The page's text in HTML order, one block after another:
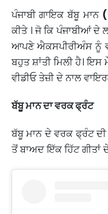
ਪੰਜਾਬੀ ਗਾਇਕ ਬੱਬੂ ਮਾਨ
ਕੀਤੇ । ਜੋ ਕਿ ਪੰਜਾਬੀਆਂ
ਆਪਣੇ ਐਕਸਪੀਰੀਅੰਸ ਨੂੰ
ਬਹੁਤ ਸ਼ਾਂਤੀ ਮਿਲੀ ਹੈ। ਇਸ
ਵੀਡੀਓ ਤੇਜ਼ੀ ਦੇ ਨਾਲ
ਬੱਬੂ ਮਾਨ ਦਾ ਵਰਕ ਫ੍ਰੰਟ
ਬੱਬੂ ਮਾਨ ਦੇ ਵਰਕ ਫ੍ਰੰਟ
ਤੋਂ ਬਾਅਦ ਇੱਕ ਹਿੱਟ